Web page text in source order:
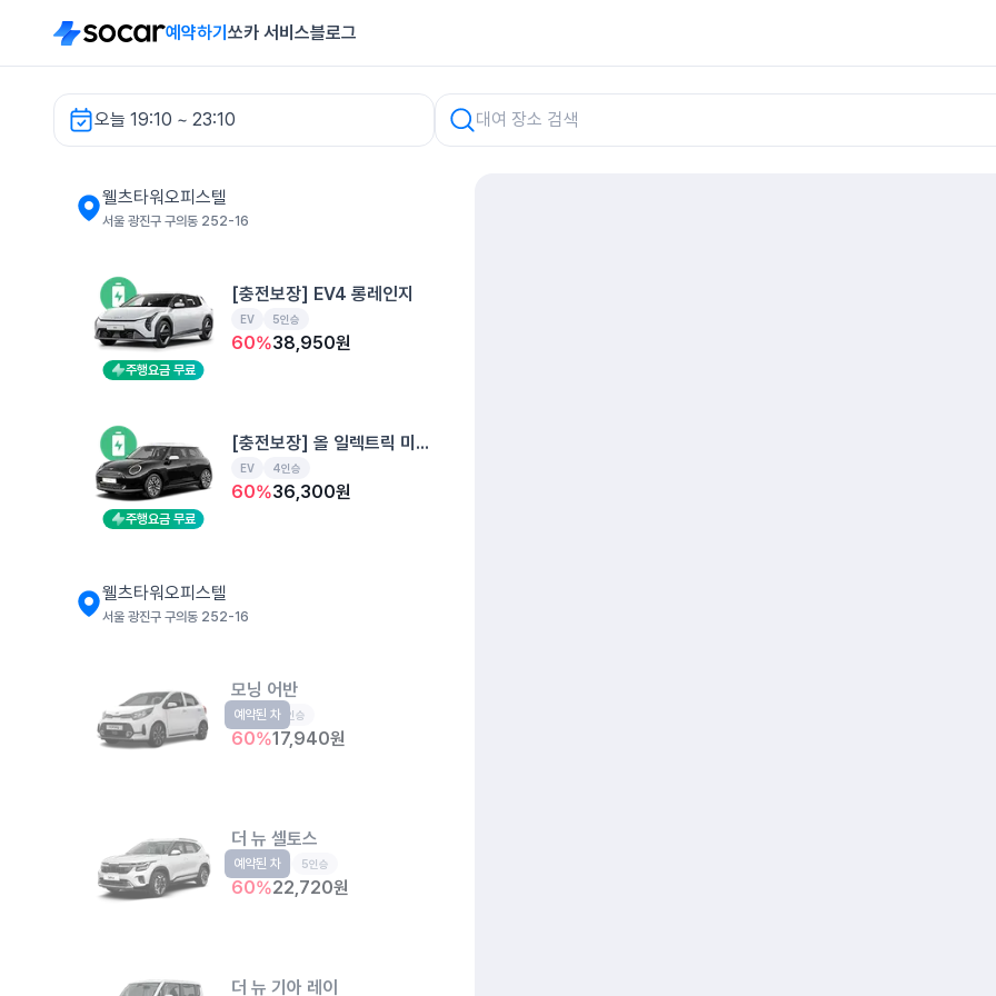
예약하기 쏘카 서비스블로그
오늘 19:10 ~ 23:10
웰츠타워오피스텔 렌터카
웰츠타워오피스텔
서울 광진구 구의동 252-16
주행요금 무료
[충전보장] EV4 롱레인지
EV 5인승
60%38,950원
주행요금 무료
[충전보장] 올 일렉트릭 미니 쿠퍼
EV 4인승
60%36,300원
웰츠타워오피스텔
서울 광진구 구의동 252-16
모닝 어반
경형 5인승
60%17,940원
예약된 차
더 뉴 셀토스
소형SUV 5인승
60%22,720원
예약된 차
더 뉴 기아 레이